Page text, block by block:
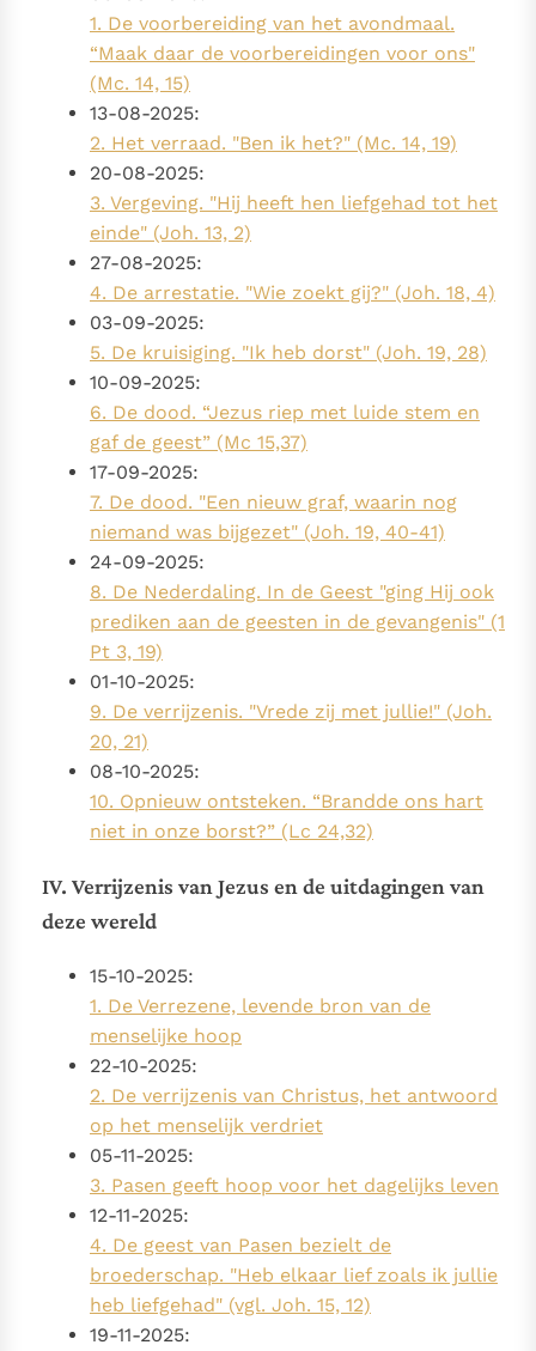
1. De voorbereiding van het avondmaal.
“Maak daar de voorbereidingen voor ons"
(Mc. 14, 15)
13-08-2025:
2. Het verraad. "Ben ik het?" (Mc. 14, 19)
20-08-2025:
3. Vergeving. "Hij heeft hen liefgehad tot het
einde" (Joh. 13, 2)
27-08-2025:
4. De arrestatie. "Wie zoekt gij?" (Joh. 18, 4)
03-09-2025:
5. De kruisiging. "Ik heb dorst" (Joh. 19, 28)
10-09-2025:
6. De dood. “Jezus riep met luide stem en
gaf de geest” (Mc 15,37)
17-09-2025:
7. De dood. "Een nieuw graf, waarin nog
niemand was bijgezet" (Joh. 19, 40-41)
24-09-2025:
8. De Nederdaling. In de Geest "ging Hij ook
prediken aan de geesten in de gevangenis" (1
Pt 3, 19)
01-10-2025:
9. De verrijzenis. "Vrede zij met jullie!" (Joh.
20, 21)
08-10-2025:
10. Opnieuw ontsteken. “Brandde ons hart
niet in onze borst?” (Lc 24,32)
IV. Verrijzenis van Jezus en de uitdagingen van
deze wereld
15-10-2025:
1. De Verrezene, levende bron van de
menselijke hoop
22-10-2025:
2. De verrijzenis van Christus, het antwoord
op het menselijk verdriet
05-11-2025:
3. Pasen geeft hoop voor het dagelijks leven
12-11-2025:
4. De geest van Pasen bezielt de
broederschap. "Heb elkaar lief zoals ik jullie
heb liefgehad" (vgl. Joh. 15, 12)
19-11-2025: